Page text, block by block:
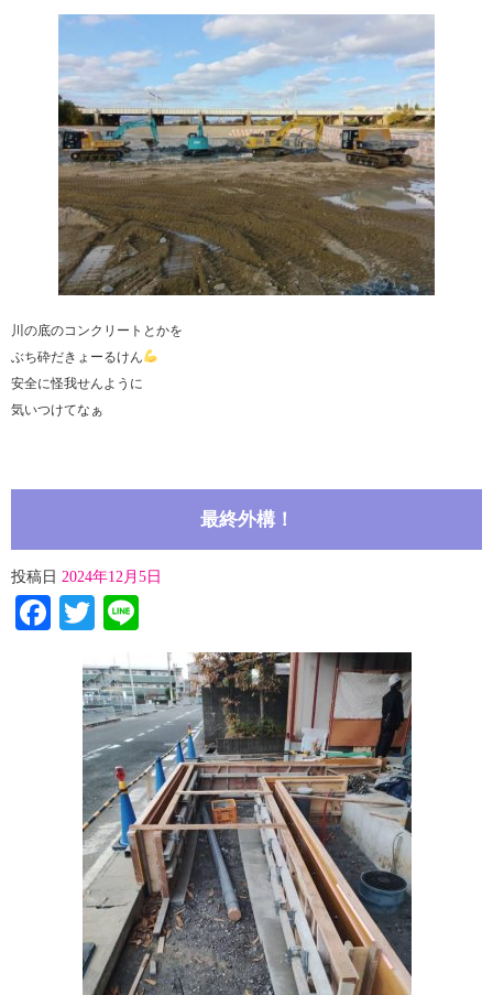
川の底のコンクリートとかを
ぶち砕だきょーるけん
安全に怪我せんように
気いつけてなぁ
最終外構！
投稿日 2024年12月5日
Facebook
Twitter